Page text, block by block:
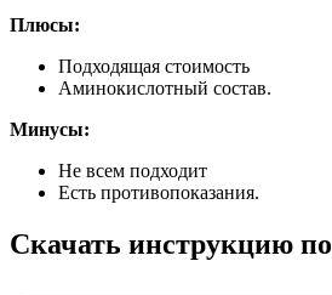
Плюсы:
Подходящая стоимость
Аминокислотный состав.
Минусы:
Не всем подходит
Есть противопоказания.
Скачать инструкцию